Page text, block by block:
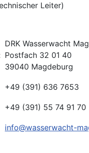
Leiter)
DRK Wasserwacht
Postfach 32 01 40
39040 Magdeburg
+49 (391) 636 7653
+49 (391) 55 74 91 70
info@wasserwacht-